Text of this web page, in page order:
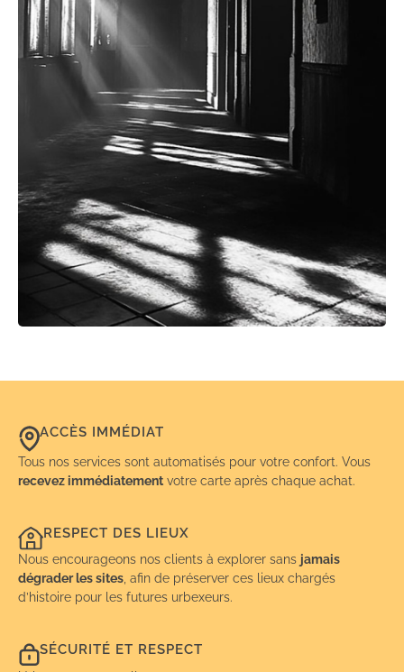
ACCÈS IMMÉDIAT
Tous nos services sont automatisés pour votre confort. Vous
recevez immédiatement votre carte après chaque achat.
RESPECT DES LIEUX
Nous encourageons nos clients à explorer sans jamais
dégrader les sites , afin de préserver ces lieux chargés
d’histoire pour les futures urbexeurs.
SÉCURITÉ ET RESPECT